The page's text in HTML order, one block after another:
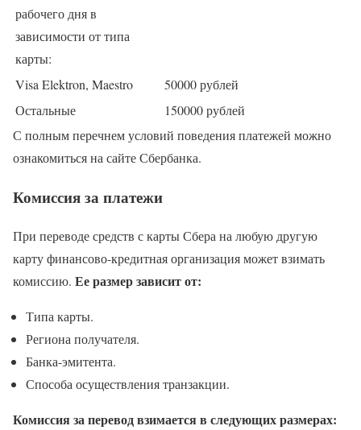
рабочего дня в
зависимости от типа
карты:
Visa Elektron, Maestro
50000 рублей
Остальные
150000 рублей
С полным перечнем условий поведения платежей можно
ознакомиться на сайте Сбербанка.
Комиссия за платежи
При переводе средств с карты Сбера на любую другую
карту финансово-кредитная организация может взимать
комиссию. Ее размер зависит от:
Типа карты.
Региона получателя.
Банка-эмитента.
Способа осуществления транзакции.
Комиссия за перевод взимается в следующих размерах: